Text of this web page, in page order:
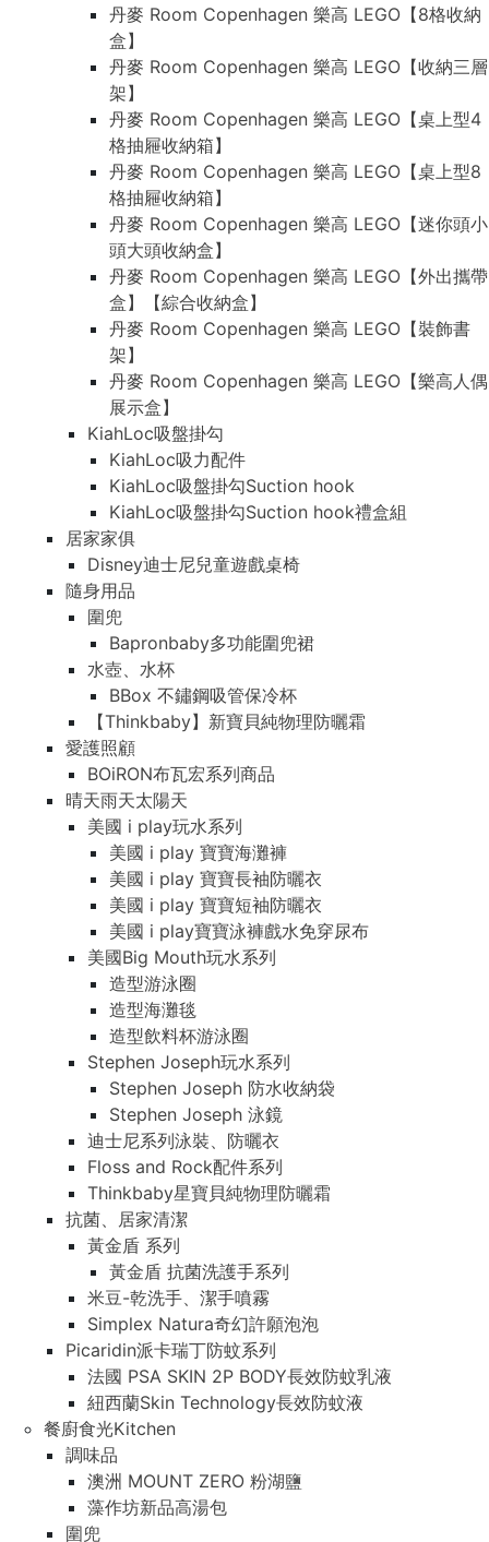
丹麥 Room Copenhagen 樂高 LEGO【8格收納
盒】
丹麥 Room Copenhagen 樂高 LEGO【收納三層
架】
丹麥 Room Copenhagen 樂高 LEGO【桌上型4
格抽屜收納箱】
丹麥 Room Copenhagen 樂高 LEGO【桌上型8
格抽屜收納箱】
丹麥 Room Copenhagen 樂高 LEGO【迷你頭小
頭大頭收納盒】
丹麥 Room Copenhagen 樂高 LEGO【外出攜帶
盒】【綜合收納盒】
丹麥 Room Copenhagen 樂高 LEGO【裝飾書
架】
丹麥 Room Copenhagen 樂高 LEGO【樂高人偶
展示盒】
KiahLoc吸盤掛勾
KiahLoc吸力配件
KiahLoc吸盤掛勾Suction hook
KiahLoc吸盤掛勾Suction hook禮盒組
居家家俱
Disney迪士尼兒童遊戲桌椅
隨身用品
圍兜
Bapronbaby多功能圍兜裙
水壺、水杯
BBox 不鏽鋼吸管保冷杯
【Thinkbaby】新寶貝純物理防曬霜
愛護照顧
BOiRON布瓦宏系列商品
晴天雨天太陽天
美國 i play玩水系列
美國 i play 寶寶海灘褲
美國 i play 寶寶長袖防曬衣
美國 i play 寶寶短袖防曬衣
美國 i play寶寶泳褲戲水免穿尿布
美國Big Mouth玩水系列
造型游泳圈
造型海灘毯
造型飲料杯游泳圈
Stephen Joseph玩水系列
Stephen Joseph 防水收納袋
Stephen Joseph 泳鏡
迪士尼系列泳裝、防曬衣
Floss and Rock配件系列
Thinkbaby星寶貝純物理防曬霜
抗菌、居家清潔
黃金盾 系列
黃金盾 抗菌洗護手系列
米豆-乾洗手、潔手噴霧
Simplex Natura奇幻許願泡泡
Picaridin派卡瑞丁防蚊系列
法國 PSA SKIN 2P BODY長效防蚊乳液
紐西蘭Skin Technology長效防蚊液
餐廚食光Kitchen
調味品
澳洲 MOUNT ZERO 粉湖鹽
藻作坊新品高湯包
圍兜